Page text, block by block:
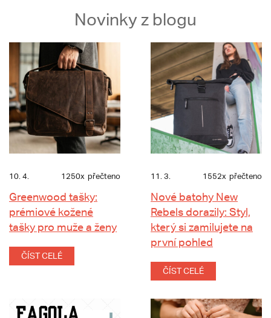
Novinky z blogu
10. 4. 1250x přečteno
Greenwood tašky:
prémiové kožené
tašky pro muže a ženy
ČÍST CELÉ
11. 3. 1552x přečteno
Nové batohy New
Rebels dorazily: Styl,
který si zamilujete na
první pohled
ČÍST CELÉ